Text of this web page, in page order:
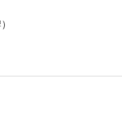
012